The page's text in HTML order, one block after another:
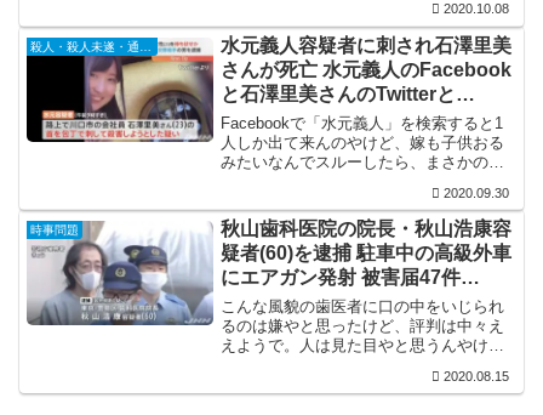
してるし、事故後の調査で車に異常なし
ってなってるからそれは通らんわな。ど
っちにしても、過失運転なんで禁錮4、5
年で執行猶予がつきそうやけど。
2020.10.08
水元義人容疑者に刺され石澤里美
さんが死亡 水元義人のFacebook
と石澤里美さんのTwitterと
Facebook特定
Facebookで「水元義人」を検索すると1
人しか出て来んのやけど、嫁も子供おる
みたいなんでスルーしたら、まさかのそ
更新が2015年で止まってるんで何とも言
えんけど、不倫の結末がこれやとする
と…
2020.09.30
時事問題
秋山歯科医院の院長・秋山浩康容
疑者(60)を逮捕 駐車中の高級外車
にエアガン発射 被害届47件
Facebook特定
こんな風貌の歯医者に口の中をいじられ
るのは嫌やと思ったけど、評判は中々え
えようで。人は見た目やと思うんやけ
2020.08.15